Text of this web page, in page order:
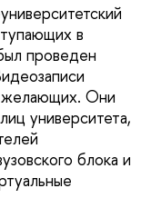
в
проведен
желающих. Они
университета,
блока и